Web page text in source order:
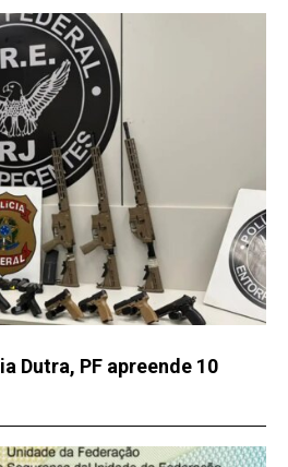
Dutra, PF apreende 10